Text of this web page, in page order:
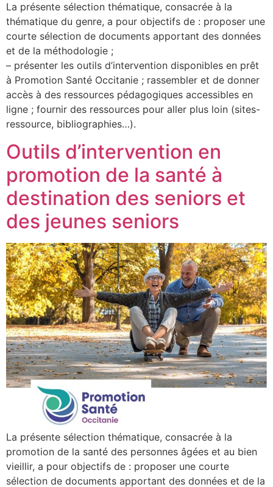
La présente sélection thématique, consacrée à la
thématique du genre, a pour objectifs de : proposer une
courte sélection de documents apportant des données
et de la méthodologie ;
– présenter les outils d’intervention disponibles en prêt
à Promotion Santé Occitanie ; rassembler et de donner
accès à des ressources pédagogiques accessibles en
ligne ; fournir des ressources pour aller plus loin (sites-
ressource, bibliographies…).
Outils d’intervention en
promotion de la santé à
destination des seniors et
des jeunes seniors
La présente sélection thématique, consacrée à la
promotion de la santé des personnes âgées et au bien
vieillir, a pour objectifs de : proposer une courte
sélection de documents apportant des données et de la